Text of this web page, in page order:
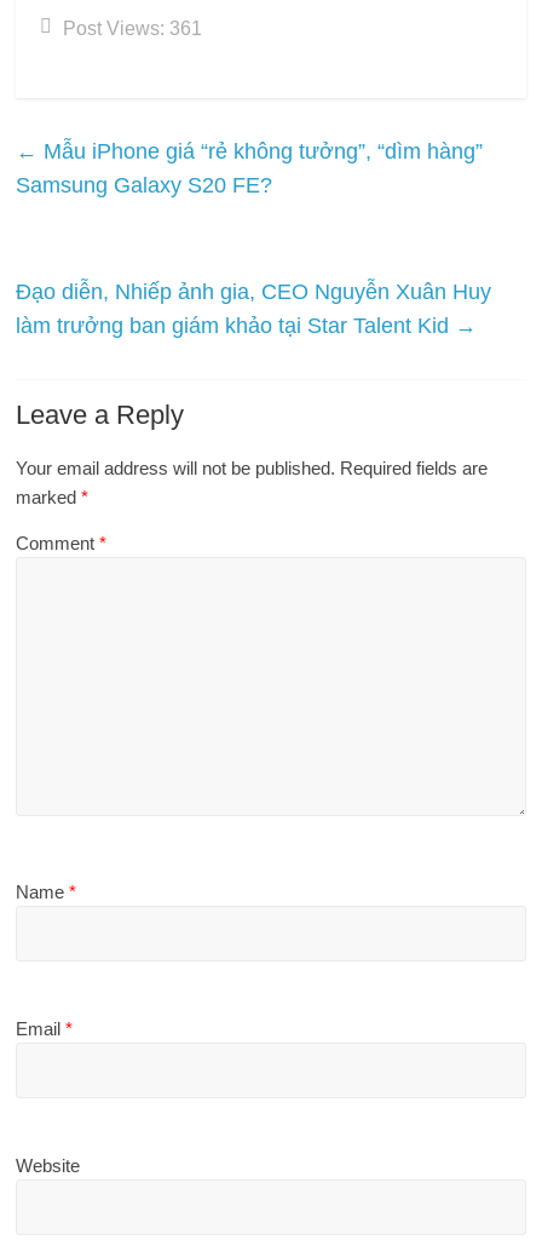
Post Views: 361
← Mẫu iPhone giá “rẻ không tưởng”, “dìm hàng”
Samsung Galaxy S20 FE?
Đạo diễn, Nhiếp ảnh gia, CEO Nguyễn Xuân Huy
làm trưởng ban giám khảo tại Star Talent Kid →
Leave a Reply
Your email address will not be published. Required fields are
marked*
Comment*
Name*
Email*
Website